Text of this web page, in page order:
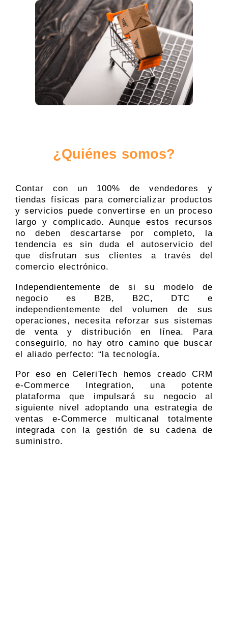
¿Quiénes somos?
Contar con un 100% de vendedores y
tiendas físicas para comercializar productos
y servicios puede convertirse en un proceso
largo y complicado. Aunque estos recursos
no deben descartarse por completo, la
tendencia es sin duda el autoservicio del
que disfrutan sus clientes a través del
comercio electrónico.
Independientemente de si su modelo de
negocio es B2B, B2C, DTC e
independientemente del volumen de sus
operaciones, necesita reforzar sus sistemas
de venta y distribución en línea. Para
conseguirlo, no hay otro camino que buscar
el aliado perfecto: “la tecnología.
Por eso en CeleriTech hemos creado CRM
e-Commerce Integration, una potente
plataforma que impulsará su negocio al
siguiente nivel adoptando una estrategia de
ventas e-Commerce multicanal totalmente
integrada con la gestión de su cadena de
suministro.